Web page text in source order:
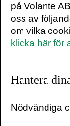
”Svampar
ingen
värld än
Det sjätte
”En
på Volante
oss av
om vilka
klicka här för
Hantera
Nödvändiga